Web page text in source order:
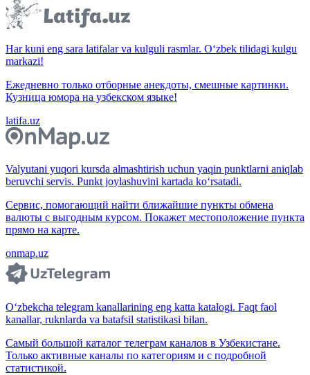
Har kuni eng sara latifalar va kulguli rasmlar. O‘zbek tilidagi kulgu
markazi!
Ежедневно только отборные анекдоты, смешные картинки.
Кузница юмора на узбекском языке!
latifa.uz
Valyutani yuqori kursda almashtirish uchun yaqin punktlarni aniqlab
beruvchi servis. Punkt joylashuvini kartada ko‘rsatadi.
Сервис, помогающий найти ближайшие пункты обмена
валюты с выгодным курсом. Покажет местоположение пункта
прямо на карте.
onmap.uz
O‘zbekcha telegram kanallarining eng katta katalogi. Faqt faol
kanallar, ruknlarda va batafsil statistikasi bilan.
Самый большой каталог телеграм каналов в Узбекистане.
Только активные каналы по категориям и с подробной
статистикой.